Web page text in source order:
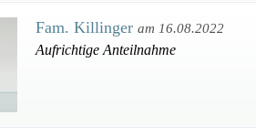
Fam. Killinger am 16.08.2022
Aufrichtige Anteilnahme